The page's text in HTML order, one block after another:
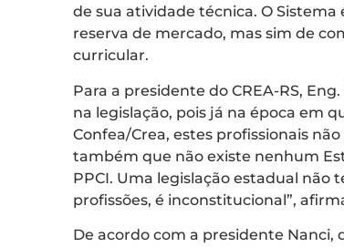
de sua atividade técnica. O
reserva de mercado, mas sim de
curricular.
Para a presidente do CREA-RS,
na legislação, pois já na época em
Confea/Crea, estes profissionais
também que não existe nenhum
PPCI. Uma legislação estadual
profissões, é inconstitucional”,
De acordo com a presidente Nanci,